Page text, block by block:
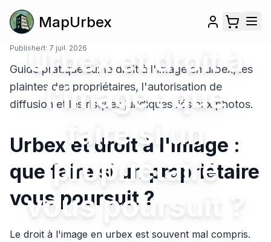
MapUrbex
Urbex et droit à
l'image : que
faire si un
propriétaire
vous poursuit ?
Published: 7 juil. 2026
Guide pratique sur le droit à l'image en urbex, les
plaintes des propriétaires, l'autorisation de
diffusion et les risques juridiques liés aux photos.
Urbex et droit à l'image :
que faire si un propriétaire
vous poursuit ?
Le droit à l'image en urbex est souvent mal compris.